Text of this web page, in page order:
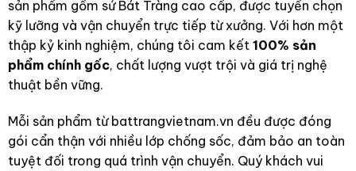
sản phẩm gốm sứ Bát Tràng cao cấp, được tuyển chọn
kỹ lưỡng và vận chuyển trực tiếp từ xưởng. Với hơn một
thập kỷ kinh nghiệm, chúng tôi cam kết 100% sản
phẩm chính gốc, chất lượng vượt trội và giá trị nghệ
thuật bền vững.
Mỗi sản phẩm từ battrangvietnam.vn đều được đóng
gói cẩn thận với nhiều lớp chống sốc, đảm bảo an toàn
tuyệt đối trong quá trình vận chuyển. Quý khách vui